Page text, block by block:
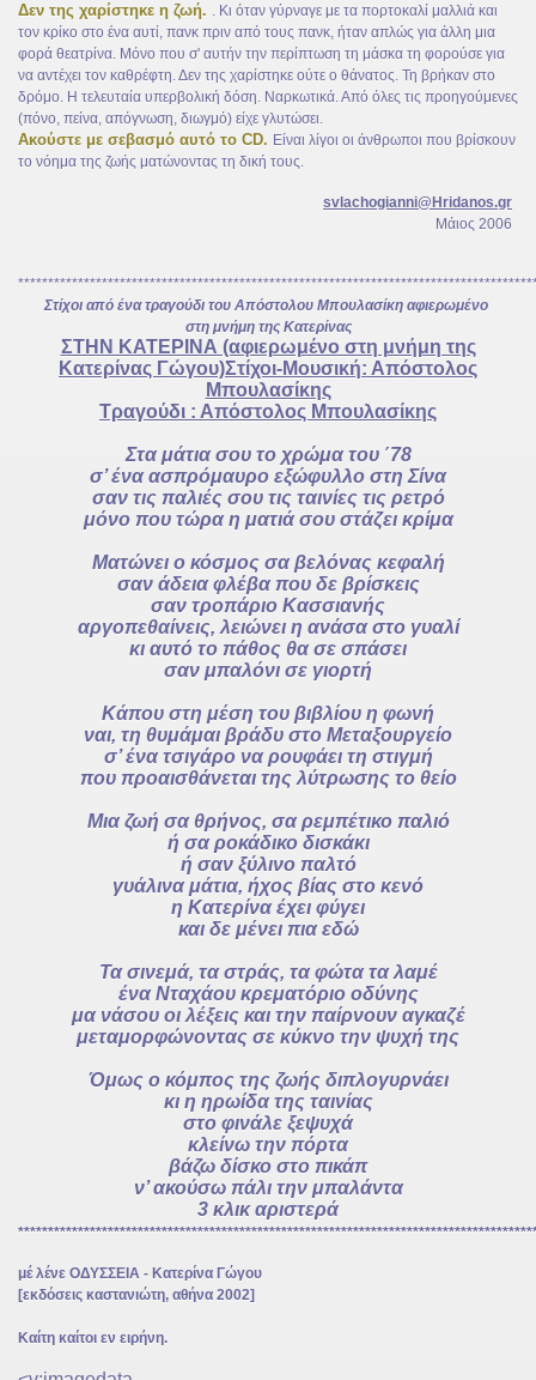
Δεν της χαρίστηκε η ζωή. . Κι όταν γύρναγε με τα πορτοκαλί μαλλιά και
τον κρίκο στο ένα αυτί, πανκ πριν από τους πανκ, ήταν απλώς για άλλη μια
φορά θεατρίνα. Μόνο που σ' αυτήν την περίπτωση τη μάσκα τη φορούσε για
να αντέχει τον καθρέφτη. Δεν της χαρίστηκε ούτε ο θάνατος. Τη βρήκαν στο
δρόμο. Η τελευταία υπερβολική δόση. Ναρκωτικά. Από όλες τις προηγούμενες
(πόνο, πείνα, απόγνωση, διωγμό) είχε γλυτώσει.
Ακούστε με σεβασμό αυτό το CD. Είναι λίγοι οι άνθρωποι που βρίσκουν
το νόημα της ζωής ματώνοντας τη δική τους.
svlachogianni@Hridanos.gr
Μάιος 2006
Στίχοι από ένα τραγούδι του Απόστολου Μπουλασίκη αφιερωμένο
στη μνήμη της Κατερίνας
ΣΤΗΝ ΚΑΤΕΡΙΝΑ (αφιερωμένο στη μνήμη της
Κατερίνας Γώγου)Στίχοι-Μουσική: Απόστολος
Μπουλασίκης
Τραγούδι : Απόστολος Μπουλασίκης
Στα μάτια σου το χρώμα του ΄78
σ’ ένα ασπρόμαυρο εξώφυλλο στη Σίνα
σαν τις παλιές σου τις ταινίες τις ρετρό
μόνο που τώρα η ματιά σου στάζει κρίμα
Ματώνει ο κόσμος σα βελόνας κεφαλή
σαν άδεια φλέβα που δε βρίσκεις
σαν τροπάριο Κασσιανής
αργοπεθαίνεις, λειώνει η ανάσα στο γυαλί
κι αυτό το πάθος θα σε σπάσει
σαν μπαλόνι σε γιορτή
Κάπου στη μέση του βιβλίου η φωνή
ναι, τη θυμάμαι βράδυ στο Μεταξουργείο
σ’ ένα τσιγάρο να ρουφάει τη στιγμή
που προαισθάνεται της λύτρωσης το θείο
Μια ζωή σα θρήνος, σα ρεμπέτικο παλιό
ή σα ροκάδικο δισκάκι
ή σαν ξύλινο παλτό
γυάλινα μάτια, ήχος βίας στο κενό
η Κατερίνα έχει φύγει
και δε μένει πια εδώ
Τα σινεμά, τα στράς, τα φώτα τα λαμέ
ένα Νταχάου κρεματόριο οδύνης
μα νάσου οι λέξεις και την παίρνουν αγκαζέ
μεταμορφώνοντας σε κύκνο την ψυχή της
Όμως ο κόμπος της ζωής διπλογυρνάει
κι η ηρωίδα της ταινίας
στο φινάλε ξεψυχά
κλείνω την πόρτα
βάζω δίσκο στο πικάπ
ν’ ακούσω πάλι την μπαλάντα
3 κλικ αριστερά
μέ λένε ΟΔΥΣΣΕΙΑ - Κατερίνα Γώγου
[εκδόσεις καστανιώτη, αθήνα 2002]
Καίτη καίτοι εν ειρήνη.